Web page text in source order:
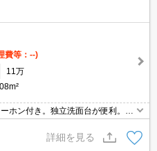
費等：--)
11万
ホン付き。独立洗面台が便利。8
徒歩2分圏内!。仲介手数料家賃の
い室内。ぜひお問い合わせくださ
詳細を見る